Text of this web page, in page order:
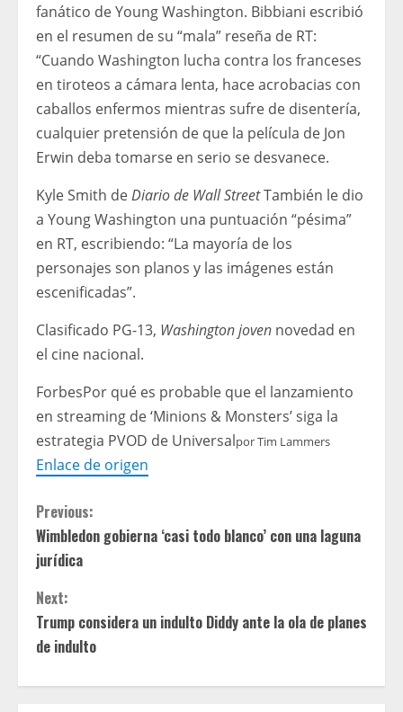
fanático de Young Washington. Bibbiani escribió
en el resumen de su “mala” reseña de RT:
“Cuando Washington lucha contra los franceses
en tiroteos a cámara lenta, hace acrobacias con
caballos enfermos mientras sufre de disentería,
cualquier pretensión de que la película de Jon
Erwin deba tomarse en serio se desvanece.
Kyle Smith deDiario de Wall StreetTambién le dio
a Young Washington una puntuación “pésima”
en RT, escribiendo: “La mayoría de los
personajes son planos y las imágenes están
escenificadas”.
Clasificado PG-13, Washington joven novedad en
el cine nacional.
ForbesPor qué es probable que el lanzamiento
en streaming de ‘Minions & Monsters’ siga la
estrategia PVOD de UniversalporTim Lammers
Enlace de origen
C
o
n
t
Previous:
Wimbledon gobierna ‘casi todo blanco’ con una laguna
jurídica
Next:
Trump considera un indulto Diddy ante la ola de planes
de indulto